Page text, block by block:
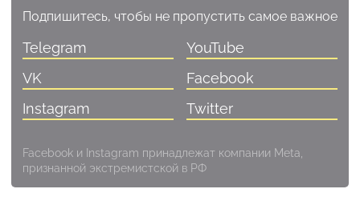
Подпишитесь, чтобы не пропустить самое важное
Telegram
YouTube
VK
Facebook
Instagram
Twitter
Facebook и Instagram принадлежат компании Meta,
признанной экстремистской в РФ